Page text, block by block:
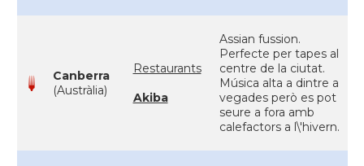
Canberra
(Austràlia)
Restaurants
Akiba
Assian fussion.
Perfecte per tapes al
centre de la ciutat.
Música alta a dintre a
vegades però es pot
seure a fora amb
calefactors a l\'hivern.